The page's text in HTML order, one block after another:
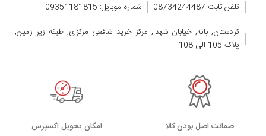
تلفن ثابت 08734244487
شماره موبایل: 09351181815
کردستان, بانه, خیابان شهدا, مرکز خرید شافعی مرکزی, طبقه زیر زمین,
پلاک 105 الی 108
ضمانت اصل بودن کالا اﻣﮑﺎن ﺗﺤﻮﯾﻞ اﮐﺴﭙﺮس